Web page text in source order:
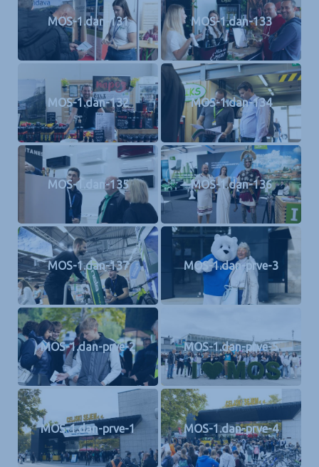
MOS-1.dan-131 MOS-1.dan-133
MOS-1.dan-132 MOS-1.dan-134
MOS-1.dan-135 MOS-1.dan-136
MOS-1.dan-137 MOS-1.dan-prve-3
MOS-1.dan-prve-2 MOS-1.dan-prve-5
MOS-1.dan-prve-1 MOS-1.dan-prve-4